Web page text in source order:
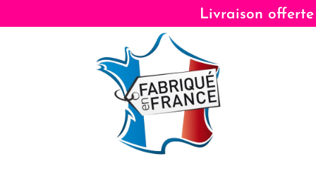
Livraison offerte dès